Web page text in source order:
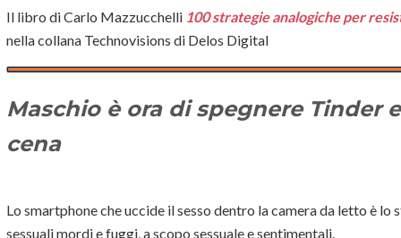
Il libro di Carlo Mazzucchelli 100 strategie analogiche per
nella collana Technovisions di Delos Digital
Maschio è ora di spegnere Tinder
cena
Lo smartphone che uccide il sesso dentro la camera da letto è
sessuali mordi e fuggi, a scopo sessuale e sentimentali.